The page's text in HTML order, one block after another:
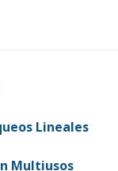
Lineales
Multiusos